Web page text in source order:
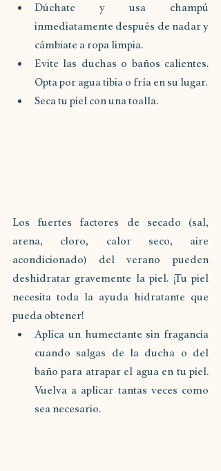
Dúchate y usa champú
inmediatamente después de nadar y
cámbiate a ropa limpia.
Evite las duchas o baños calientes.
Opta por agua tibia o fría en su lugar.
Seca tu piel con una toalla.
Los fuertes factores de secado (sal,
arena, cloro, calor seco, aire
acondicionado) del verano pueden
deshidratar gravemente la piel. ¡Tu piel
necesita toda la ayuda hidratante que
pueda obtener!
Aplica un humectante sin fragancia
cuando salgas de la ducha o del
baño para atrapar el agua en tu piel.
Vuelva a aplicar tantas veces como
sea necesario.